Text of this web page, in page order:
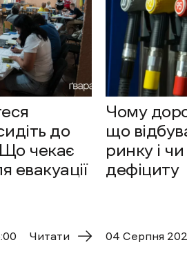
до
чекає
евакуації
Читати
Чому
що
ринку і
дефіциту
04 Cерпня